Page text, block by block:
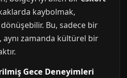
kaybolmak,
Bu, sadece bir
aynı zamanda kültürel bir
Gece Deneyimleri